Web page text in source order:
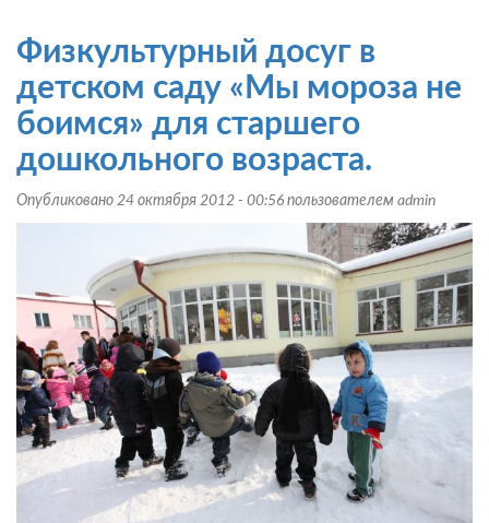
для
мальчиков
старшего
дошкольного
возраста
с
спортивных
Физкультурный досуг в
детском саду «Мы мороза не
боимся» для старшего
дошкольного возраста.
Опубликовано 24 октября 2012 - 00:56 пользователем admin